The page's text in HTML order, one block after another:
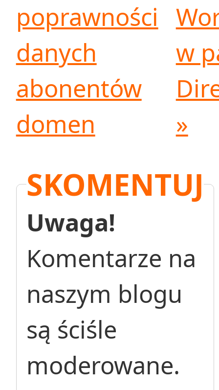
poprawności
danych
abonentów
domen
w
»
SKOMENTUJ
Uwaga!
Komentarze na
naszym blogu
są ściśle
moderowane.